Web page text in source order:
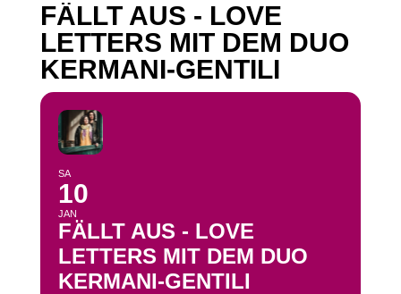
FÄLLT AUS - LOVE
LETTERS MIT DEM DUO
KERMANI-GENTILI
SA
10
JAN
FÄLLT AUS - LOVE
LETTERS MIT DEM DUO
KERMANI-GENTILI